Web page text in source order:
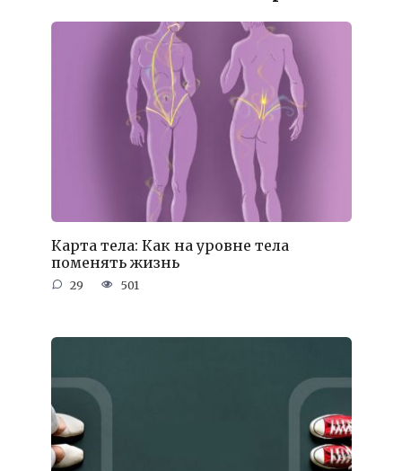
Карта тела: Как на уровне тела
поменять жизнь
29 501